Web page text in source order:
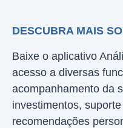
DESCUBRA MAIS
Baixe o aplicativo
acesso a diversas
acompanhamento da
investimentos,
recomendações